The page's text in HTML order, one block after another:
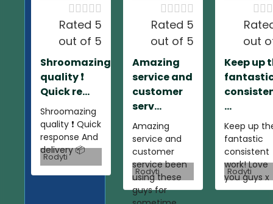

Rated 5
out of 5
Shroomazing
quality ❗️
Quick re...
Shroomazing
quality ❗️ Quick
response And
delivery 📦
Rodyti

Rated 5
out of 5
Amazing
service and
customer
serv...
Amazing
service and
customer
service been
using these
guys for
Rodyti

out
Keep up
...
Keep up
fantastic
consistent
work! Love
you guys x
Rodyti